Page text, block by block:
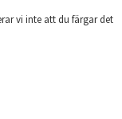
vi inte att du färgar det